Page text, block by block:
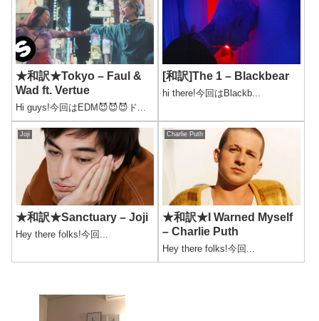
★和訳★Tokyo – Faul &
Wad ft. Vertue
Hi guys!今回はEDM😈😈😈ド...
[和訳]The 1 – Blackbear
hi there!今回はBlackb...
Joji
★和訳★Sanctuary – Joji
Hey there folks!今回...
Charlie Puth
★和訳★I Warned Myself
– Charlie Puth
Hey there folks!今回...